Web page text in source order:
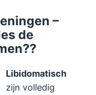
–
de
Libidomatisch
zijn volledig